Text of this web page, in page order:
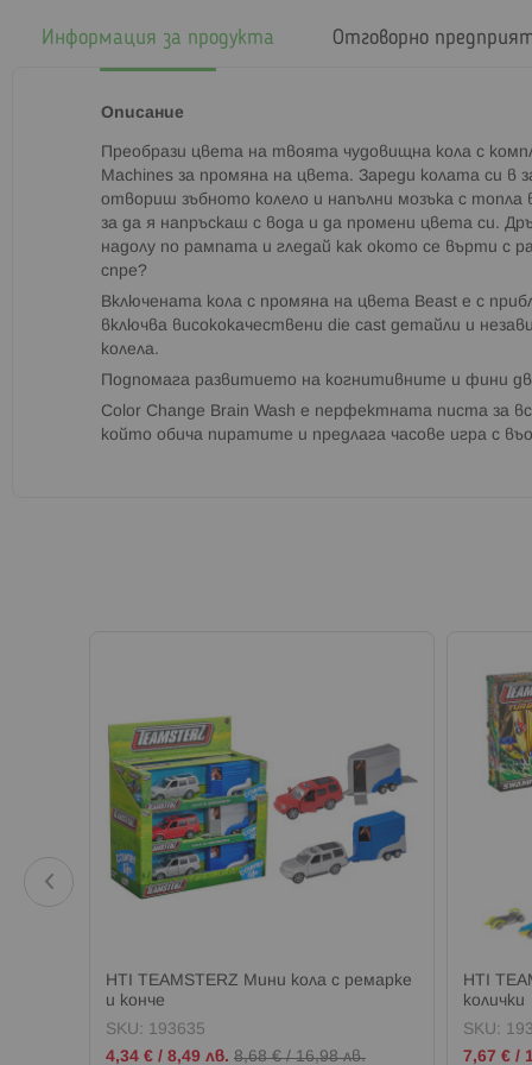
Информация за продукта
Описание
Преобрази цвета на твоята чудовищна кола с
Machines за промяна на цвета. Зареди колата си в
отвориш зъбното колело и напълни мозъка с топла
за да я напръскаш с вода и да промени цвета си.
надолу по рампата и гледай как окото се върти с
спре?
Включената кола с промяна на цвета Beast е с
включва висококачествени die cast детайли и
колела.
Подпомага развитието на когнитивните и фини
Color Change Brain Wash е перфектната писта за
който обича пиратите и предлага часове игра с
Отговорно
HTI TEAMSTERZ Мини кола с ремарке
и конче
SKU: 193635
Промо
4,34 € / 8,49 лв. 8,68 €/16,98 лв.
HTI
колички
SKU:
Промо
7,67 € /